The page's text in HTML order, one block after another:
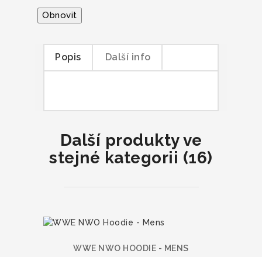
Popis Další info
Další produkty ve
stejné kategorii (16)
WWE NWO HOODIE - MENS